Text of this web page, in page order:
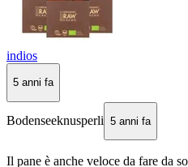
indios
5 anni fa
Bodenseeknusperli 5 anni fa
Il pane è anche veloce da fare da